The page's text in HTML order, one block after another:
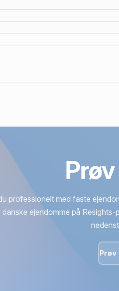
professionelt med faste
danske ejendomme på
Prøv